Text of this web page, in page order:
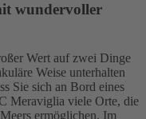
wundervoller
Wert auf zwei Dinge
Weise unterhalten
Sie sich an Bord eines
Meraviglia viele Orte, die
ermöglichen. Im